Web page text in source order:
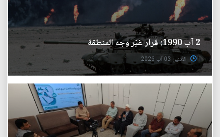
2 آب 1990: قرار غيّر وجه المنطقة
الأثنين 03 آب 2026